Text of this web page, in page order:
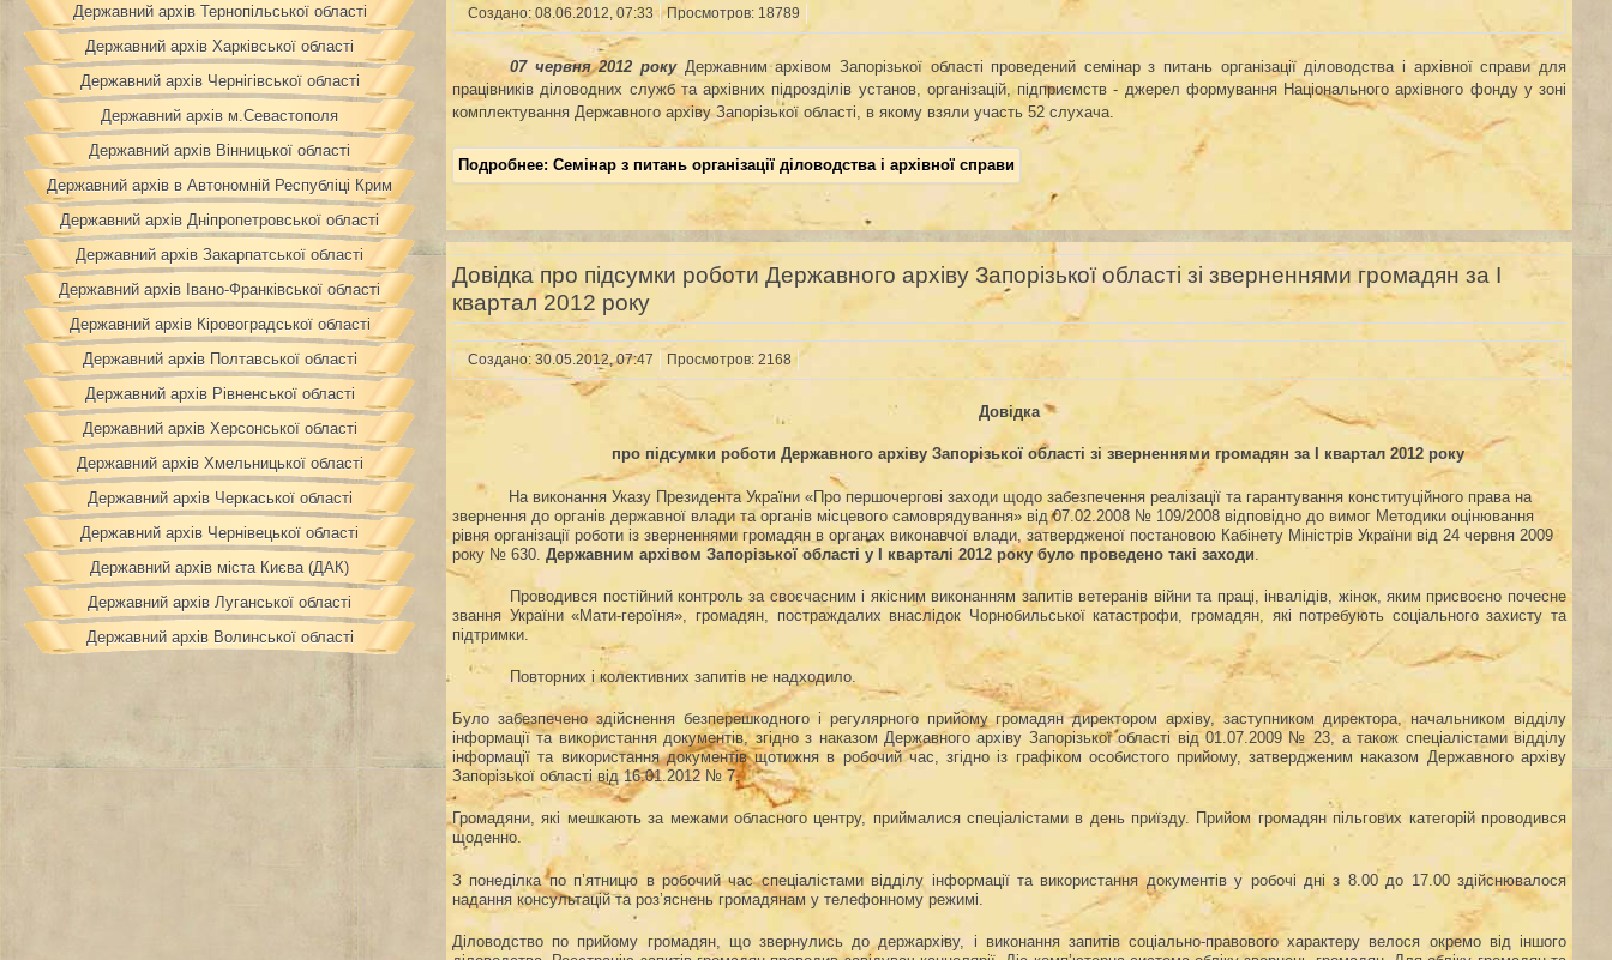
Державний архів Тернопільської області
Державний архів Харківської області
Державний архів Чернігівської області
Державний архів м.Севастополя
Державний архів Вінницької області
Державний архів в Автономній Республіці Крим
Державний архів Дніпропетровської області
Державний архів Закарпатської області
Державний архів Івано-Франківської області
Державний архів Кіровоградської області
Державний архів Полтавської області
Державний архів Рівненської області
Державний архів Херсонської області
Державний архів Хмельницької області
Державний архів Черкаської області
Державний архів Чернівецької області
Державний архів міста Києва (ДАК)
Державний архів Луганської області
Державний архів Волинської області
Создано: 08.06.2012, 07:33 Просмотров: 18789
07 червня 2012 року Державним архівом Запорізької області проведений семінар з питань організації діловодства і архівної справи для
працівників діловодних служб та архівних підрозділів установ, організацій, підприємств - джерел формування Національного архівного фонду у зоні
комплектування Державного архіву Запорізької області, в якому взяли участь 52 слухача.
Подробнее: Семінар з питань організації діловодства і архівної справи
Довідка про підсумки роботи Державного архіву Запорізької області зі зверненнями громадян за І
квартал 2012 року
Создано: 30.05.2012, 07:47 Просмотров: 2168
Довідка
про підсумки роботи Державного архіву Запорізької області зі зверненнями громадян за І квартал2012року
На виконання Указу Президента України «Про першочергові заходи щодо забезпечення реалізації та гарантування конституційного права на
звернення до органів державної влади та органів місцевого самоврядування» від 07.02.2008 № 109/2008 відповідно до вимог Методики оцінювання
рівня організації роботи із зверненнями громадян в органах виконавчої влади, затвердженої постановою Кабінету Міністрів України від 24 червня 2009
року № 630.Державним архівом Запорізької області у І кварталі 2012 року було проведено такі заходи
Проводився постійний контроль за своєчасним і якісним виконанням запитів ветеранів війни та праці, інвалідів, жінок, яким присвоєно почесне
звання України «Мати-героїня», громадян, постраждалих внаслідок Чорнобильської катастрофи, громадян, які потребують соціального захисту та
підтримки.
Повторних і колективних запитів не надходило.
Було забезпечено здійснення безперешкодного і регулярного прийому громадян директором архіву, заступником директора, начальником відділу
інформації та використання документів, згідно з наказом Державного архіву Запорізької області від 01.07.2009 № 23, а також спеціалістами відділу
інформації та використання документів щотижня в робочий час, згідно із графіком особистого прийому, затвердженим наказом Державного архіву
Запорізької області від 16.01.2012 № 7.
Громадяни, які мешкають за межами обласного центру, приймалися спеціалістами в день приїзду. Прийом громадян пільгових категорій проводився
щоденно.
З понеділка по п’ятницю в робочий час спеціалістами відділу інформації та використання документів у робочі дні з 8.00 до 17.00 здійснювалося
надання консультацій та роз’яснень громадянам у телефонному режимі.
Діловодство по прийому громадян, що звернулись до держархіву, і виконання запитів соціально-правового характеру велося окремо від іншого